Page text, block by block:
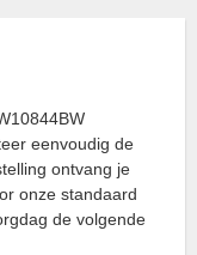
eenvoudig de
ontvang je
onze standaard
de volgende